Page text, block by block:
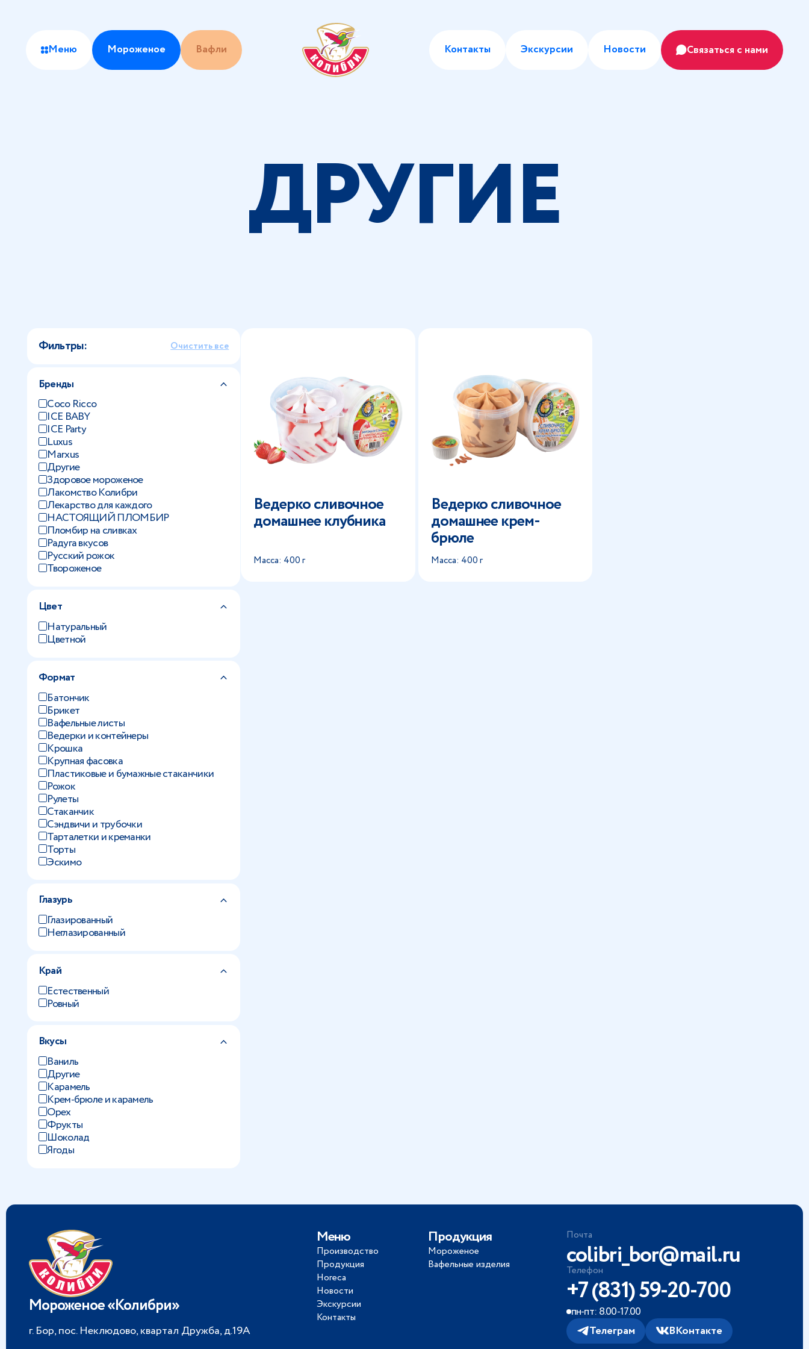
Меню Мороженое Вафли Контакты Экскурсии Новости Связаться с нами
ДРУГИЕ
Фильтры: Очистить все
Бренды
Coco Ricco
ICE BABY
ICE Party
Luxus
Marxus
Другие
Здоровое мороженое
Лакомство Колибри
Лекарство для каждого
НАСТОЯЩИЙ ПЛОМБИР
Пломбир на сливках
Радуга вкусов
Русский рожок
Твороженое
Цвет
Натуральный
Цветной
Формат
Батончик
Брикет
Вафельные листы
Ведерки и контейнеры
Крошка
Крупная фасовка
Пластиковые и бумажные стаканчики
Рожок
Рулеты
Стаканчик
Сэндвичи и трубочки
Тарталетки и креманки
Торты
Эскимо
Глазурь
Глазированный
Неглазированный
Край
Естественный
Ровный
Вкусы
Ваниль
Другие
Карамель
Крем-брюле и карамель
Орех
Фрукты
Шоколад
Ягоды
Ведерко сливочное
домашнее клубника
Масса: 400 г
Ведерко сливочное
домашнее крем-
брюле
Масса: 400 г
Мороженое «Колибри»
г. Бор, пос. Неклюдово, квартал Дружба, д.19А
Меню
Производство
Продукция
Horeca
Новости
Экскурсии
Контакты
Продукция
Мороженое
Вафельные изделия
Почта
colibri_bor@mail.ru
Телефон
+7 (831) 59-20-700
пн-пт: 8.00-17.00
Телеграм
ВКонтакте